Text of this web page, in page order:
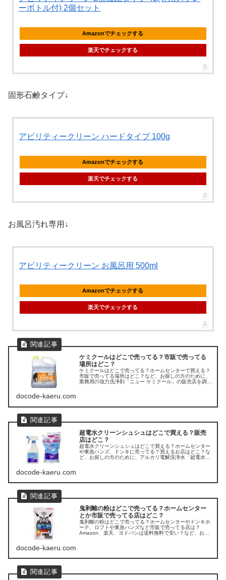
ーボトル付) 2個セット
Amazonでチェックする
楽天でチェックする
固形石鹸タイプ↓
アビリティークリーン ハードタイプ 100g
Amazonでチェックする
楽天でチェックする
お風呂汚れ専用↓
アビリティークリーン お風呂用 500ml
Amazonでチェックする
楽天でチェックする
ケミクールはどこで売ってる？市販で売ってる
場所はどこ？
ケミクールはどこで売ってる？ホームセンターで買える？
市販で売ってる場所はどこ？など、お探しの方のために、
業務用の強力洗浄剤「ニュー ケミクール」の販売店を調べ
docode-kaeru.com
超電水クリーンシュシュはどこで買える？販売
店はどこ？
超電水クリーンシュシュはどこで買える？ホームセンター
や東急ハンズ、ドンキに売ってる？買えるお店はどこ？な
ど、お探しの方のために、アルカリ電解洗浄水「超電水ク
docode-kaeru.com
鬼剥離の粉はどこで売ってる？ホームセンター
とか市販で売ってる店はどこ？
鬼剥離の粉はどこで売ってる？ホームセンターやドンキホ
ーテ、ロフトや東急ハンズなど市販で売ってる店は？
Amazon、楽天、ヨドバシは送料無料で安い？など、お探
docode-kaeru.com